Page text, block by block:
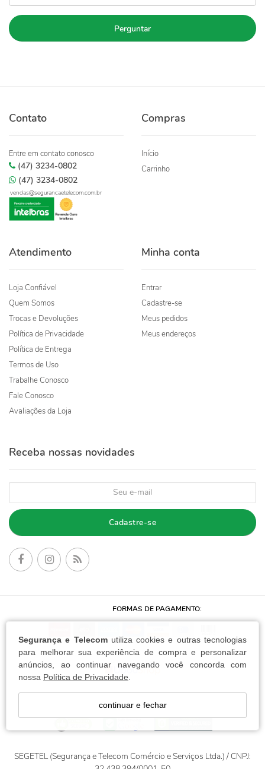
Segurança e Telecomutiliza cookies e outras tecnologias
para melhorar sua experiência de compra e personalizar
anúncios, ao continuar navegando você concorda com
nossa Política de Privacidade.
continuar e fechar
Perguntar
Contato
Entre em contato conosco
(47) 3234-0802
(47) 3234-0802
vendas@segurancaetelecom.com.br
Compras
Início
Carrinho
Atendimento
Loja Confiável
Quem Somos
Trocas e Devoluções
Política de Privacidade
Política de Entrega
Termos de Uso
Trabalhe Conosco
Fale Conosco
Avaliações da Loja
Minha conta
Entrar
Cadastre-se
Meus pedidos
Meus endereços
Receba nossas novidades
Cadastre-se
FORMAS DE PAGAMENTO:
SEGETEL (Segurança e Telecom Comércio e Serviços Ltda.) / CNPJ: